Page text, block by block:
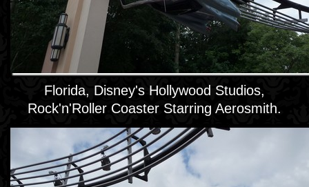
Florida, Disney's Hollywood Studios,
Rock'n'Roller Coaster Starring Aerosmith.